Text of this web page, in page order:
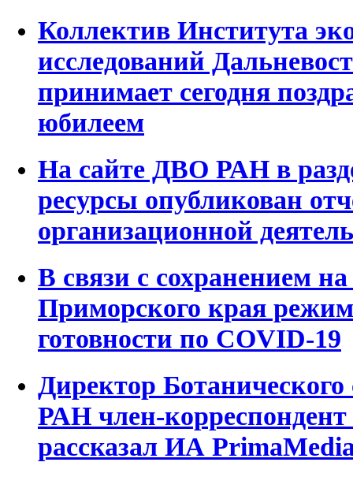
Коллектив Института
исследований
принимает сегодня
юбилеем
На сайте ДВО РАН в
ресурсы опубликован
организационной
В связи с сохранением
Приморского края
готовности по COVID-19
Директор
РАН член-
рассказал ИА